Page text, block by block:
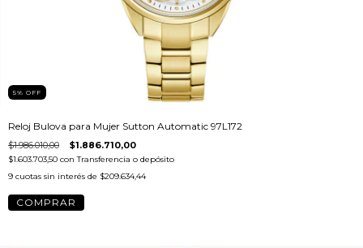
5% OFF
Reloj Bulova para Mujer Sutton Automatic 97L172
$1.986.010,00 $1.886.710,00
$1.603.703,50 con Transferencia o depósito
9 cuotas sin interés de $209.634,44